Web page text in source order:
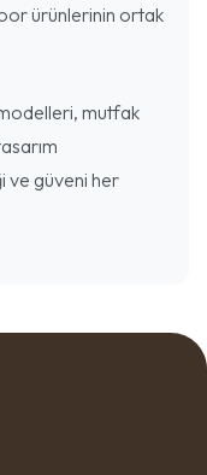
ürünlerinin ortak
mutfak
ve güveni her